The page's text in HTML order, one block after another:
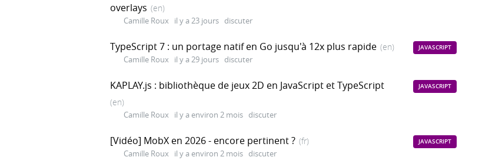
overlays (en)
Camille Roux il y a 23 jours discuter
TypeScript 7 : un portage natif en Go jusqu'à 12x plus rapide (en)
Camille Roux il y a 29 jours discuter
JAVASCRIPT
KAPLAY.js : bibliothèque de jeux 2D en JavaScript et TypeScript
(en)
Camille Roux il y a environ 2 mois discuter
JAVASCRIPT
[Vidéo] MobX en 2026 - encore pertinent ? (fr)
Camille Roux il y a environ 2 mois discuter
JAVASCRIPT